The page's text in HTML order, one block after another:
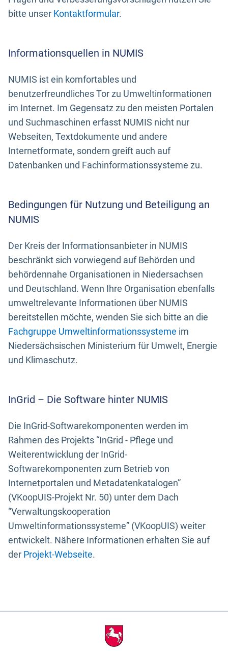
bitte unser Kontaktformular.
Informationsquellen in NUMIS
NUMIS ist ein komfortables und
benutzerfreundliches Tor zu Umweltinformationen
im Internet. Im Gegensatz zu den meisten Portalen
und Suchmaschinen erfasst NUMIS nicht nur
Webseiten, Textdokumente und andere
Internetformate, sondern greift auch auf
Datenbanken und Fachinformationssysteme zu.
Bedingungen für Nutzung und Beteiligung an
NUMIS
Der Kreis der Informationsanbieter in NUMIS
beschränkt sich vorwiegend auf Behörden und
behördennahe Organisationen in Niedersachsen
und Deutschland. Wenn Ihre Organisation ebenfalls
umweltrelevante Informationen über NUMIS
bereitstellen möchte, wenden Sie sich bitte an die
Fachgruppe Umweltinformationssysteme im
Niedersächsischen Ministerium für Umwelt, Energie
und Klimaschutz.
InGrid – Die Software hinter NUMIS
Die InGrid-Softwarekomponenten werden im
Rahmen des Projekts “InGrid - Pflege und
Weiterentwicklung der InGrid-
Softwarekomponenten zum Betrieb von
Internetportalen und Metadatenkatalogen”
(VKoopUIS-Projekt Nr. 50) unter dem Dach
“Verwaltungskooperation
Umweltinformationssysteme” (VKoopUIS) weiter
entwickelt. Nähere Informationen erhalten Sie auf
der Projekt-Webseite.